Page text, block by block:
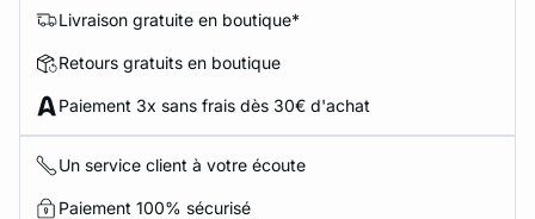
Livraison gratuite en boutique*
Retours gratuits en boutique
Paiement 3x sans frais dès 30€ d'achat
Un service client à votre écoute
Paiement 100% sécurisé